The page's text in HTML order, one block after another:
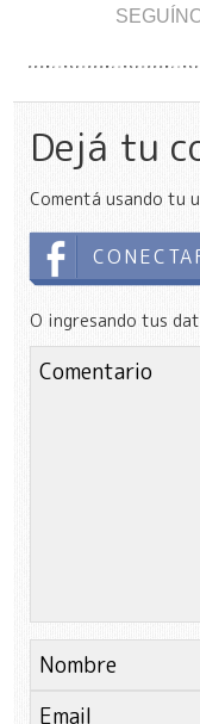
Dejá tu
Comentá usando tu
O ingresando tus